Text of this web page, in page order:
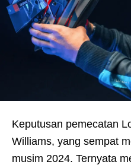
Keputusan pemecatan
Williams, yang sempat
musim 2024. Ternyata